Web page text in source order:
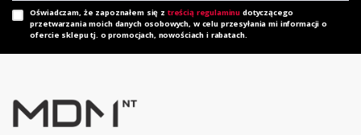
Oświadczam, że zapoznałem się z treścią regulaminu dotyczącego
przetwarzania moich danych osobowych, w celu przesyłania mi informacji o
ofercie sklepu tj. o promocjach, nowościach i rabatach.